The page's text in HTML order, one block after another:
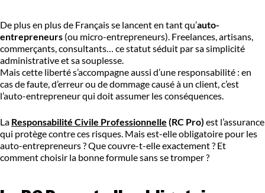
De plus en plus de Français se lancent en tant qu’auto-
entrepreneurs (ou micro-entrepreneurs). Freelances, artisans,
commerçants, consultants… ce statut séduit par sa simplicité
administrative et sa souplesse.
Mais cette liberté s’accompagne aussi d’une responsabilité : en
cas de faute, d’erreur ou de dommage causé à un client, c’est
l’auto-entrepreneur qui doit assumer les conséquences.
La Responsabilité Civile Professionnelle (RC Pro) est l’assurance
qui protège contre ces risques. Mais est-elle obligatoire pour les
auto-entrepreneurs ? Que couvre-t-elle exactement ? Et
comment choisir la bonne formule sans se tromper ?